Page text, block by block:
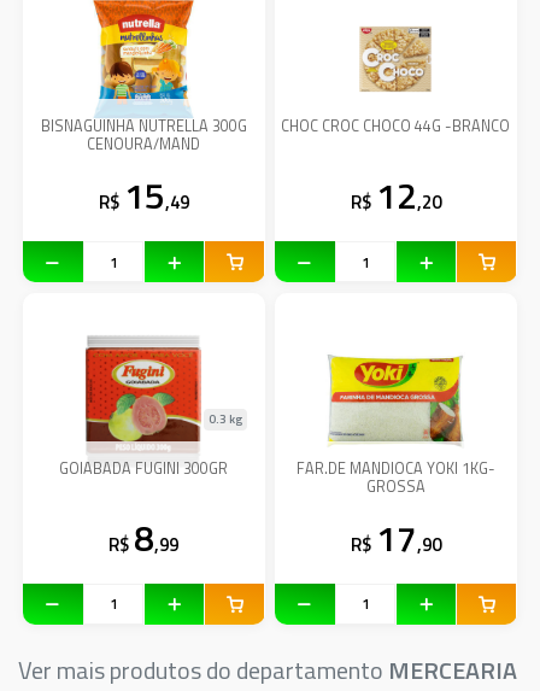
BISNAGUINHA NUTRELLA 300G
CENOURA/MAND
R$ 15,49
CHOC CROC CHOCO 44G -BRANCO
R$ 12,20
GOIABADA FUGINI 300GR
0.3 kg
R$ 8,99
FAR.DE MANDIOCA YOKI 1KG-
GROSSA
R$ 17,90
Ver mais produtos do departamento MERCEARIA